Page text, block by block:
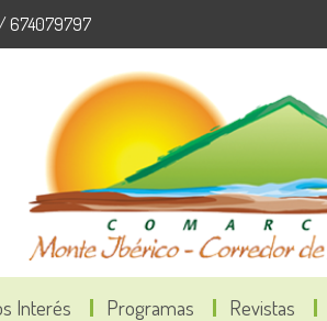
674079797
Interés Programas Revistas